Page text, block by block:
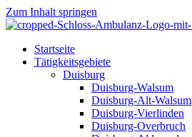
Zum Inhalt springen
Startseite
Tätigkeitsgebiete
Duisburg
Duisburg-Walsum
Duisburg-Alt-Walsum
Duisburg-Vierlinden
Duisburg-Overbruch